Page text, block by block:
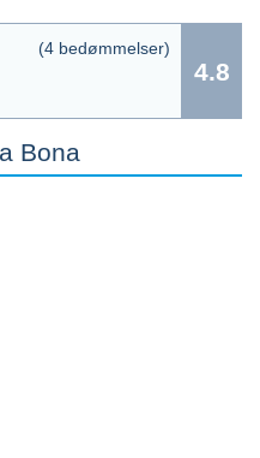
(4 bedømmelser)
4.8
Bona